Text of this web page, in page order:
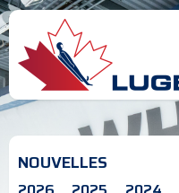
NOUVELLES